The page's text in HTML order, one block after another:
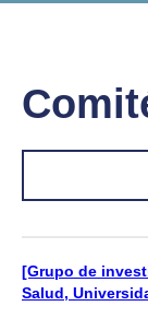
[Grupo de
Salud,